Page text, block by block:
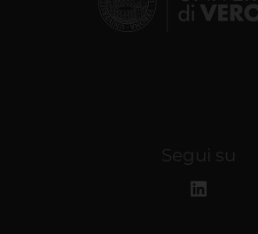
Segui su